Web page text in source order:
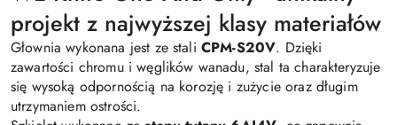
projekt z najwyższej klasy materiałów
Głownia wykonana jest ze stali CPM-S20V. Dzięki
zawartości chromu i węglików wanadu, stal ta charakteryzuje
się wysoką odpornością na korozję i zużycie oraz długim
utrzymaniem ostrości.